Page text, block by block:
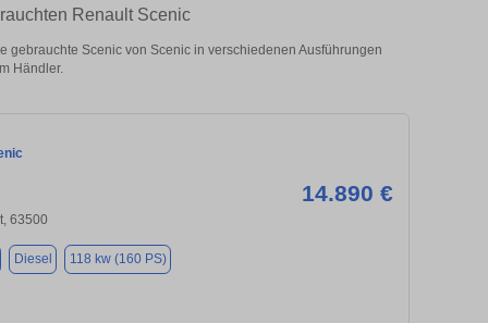
Renault Scenic
Scenic von Scenic in verschiedenen Ausführungen
Händler.
14.890 €
63500
Diesel 118 kw (160 PS)